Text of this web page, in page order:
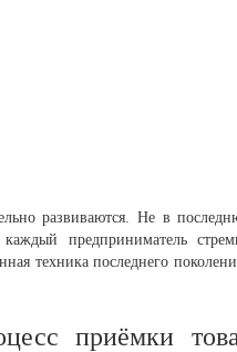
развиваются. Не в
предприниматель
техника последнего
приёмки